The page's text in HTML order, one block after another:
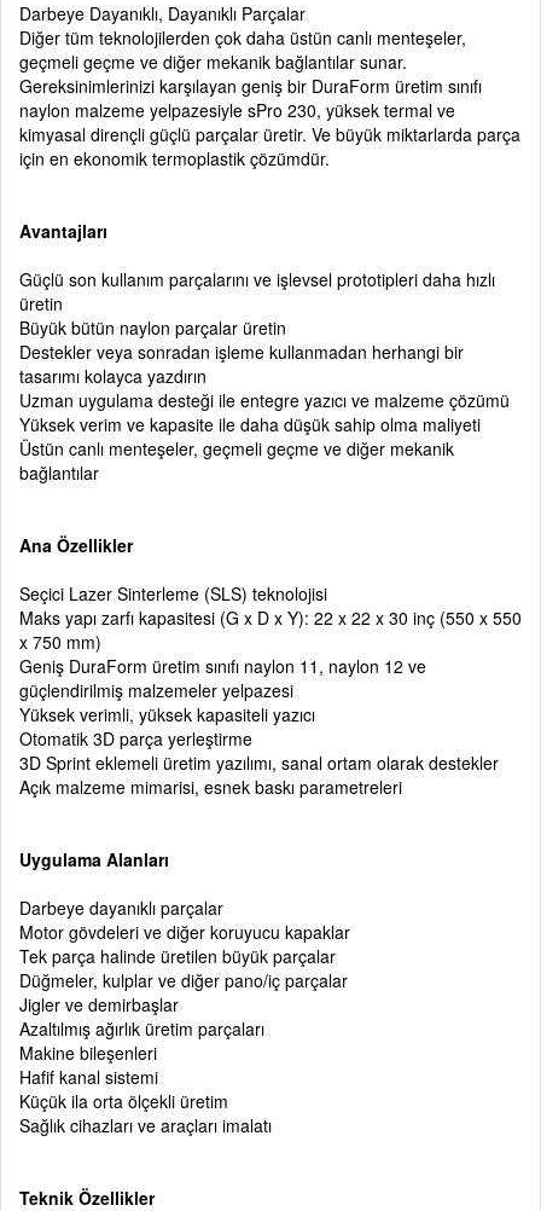
Darbeye Dayanıklı, Dayanıklı Parçalar
Diğer tüm teknolojilerden çok daha üstün canlı menteşeler,
geçmeli geçme ve diğer mekanik bağlantılar sunar.
Gereksinimlerinizi karşılayan geniş bir DuraForm üretim sınıfı
naylon malzeme yelpazesiyle sPro 230, yüksek termal ve
kimyasal dirençli güçlü parçalar üretir. Ve büyük miktarlarda parça
için en ekonomik termoplastik çözümdür.
Avantajları
Güçlü son kullanım parçalarını ve işlevsel prototipleri daha hızlı
üretin
Büyük bütün naylon parçalar üretin
Destekler veya sonradan işleme kullanmadan herhangi bir
tasarımı kolayca yazdırın
Uzman uygulama desteği ile entegre yazıcı ve malzeme çözümü
Yüksek verim ve kapasite ile daha düşük sahip olma maliyeti
Üstün canlı menteşeler, geçmeli geçme ve diğer mekanik
bağlantılar
Ana Özellikler
Seçici Lazer Sinterleme (SLS) teknolojisi
Maks yapı zarfı kapasitesi (G x D x Y): 22 x 22 x 30 inç (550 x 550
x 750 mm)
Geniş DuraForm üretim sınıfı naylon 11, naylon 12 ve
güçlendirilmiş malzemeler yelpazesi
Yüksek verimli, yüksek kapasiteli yazıcı
Otomatik 3D parça yerleştirme
3D Sprint eklemeli üretim yazılımı, sanal ortam olarak destekler
Açık malzeme mimarisi, esnek baskı parametreleri
Uygulama Alanları
Darbeye dayanıklı parçalar
Motor gövdeleri ve diğer koruyucu kapaklar
Tek parça halinde üretilen büyük parçalar
Düğmeler, kulplar ve diğer pano/iç parçalar
Jigler ve demirbaşlar
Azaltılmış ağırlık üretim parçaları
Makine bileşenleri
Hafif kanal sistemi
Küçük ila orta ölçekli üretim
Sağlık cihazları ve araçları imalatı
Teknik Özellikler